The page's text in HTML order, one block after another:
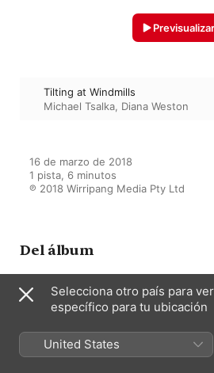
Previsualizar
Tilting at Windmills
Michael Tsalka, Diana Weston
16 de marzo de 2018
1 pista, 6 minutos
℗ 2018 Wirripang Media Pty Ltd
Del álbum
Lady Huang's
Michael Tsalka,
Selecciona otro país para
específico para tu ubicación
United States